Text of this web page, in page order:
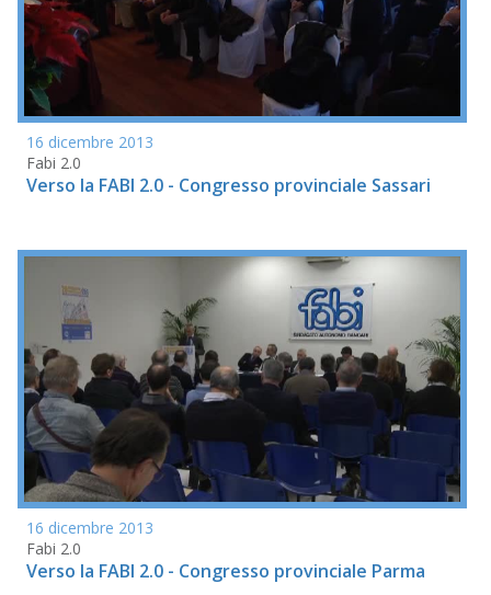
16 dicembre 2013
Fabi 2.0
Verso la FABI 2.0 - Congresso provinciale Sassari
16 dicembre 2013
Fabi 2.0
Verso la FABI 2.0 - Congresso provinciale Parma